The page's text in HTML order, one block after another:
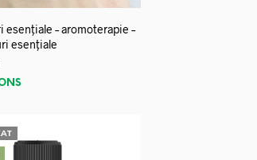
esențiale – aromoterapie –
esențiale